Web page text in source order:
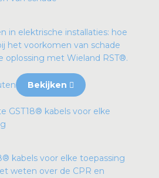
in elektrische installaties: hoe
het voorkomen van schade
oplossing met Wieland RST®.
Bekijken
kabels voor elke toepassing
weten over de CPR en